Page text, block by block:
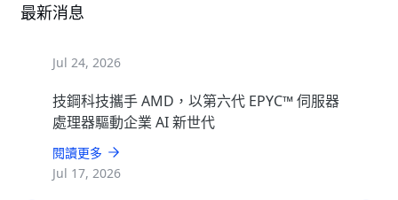
最新消息
Jul 24, 2026
技鋼科技攜手 AMD，以第六代 EPYC™ 伺服器
處理器驅動企業 AI 新世代
閱讀更多
Jul 17, 2026